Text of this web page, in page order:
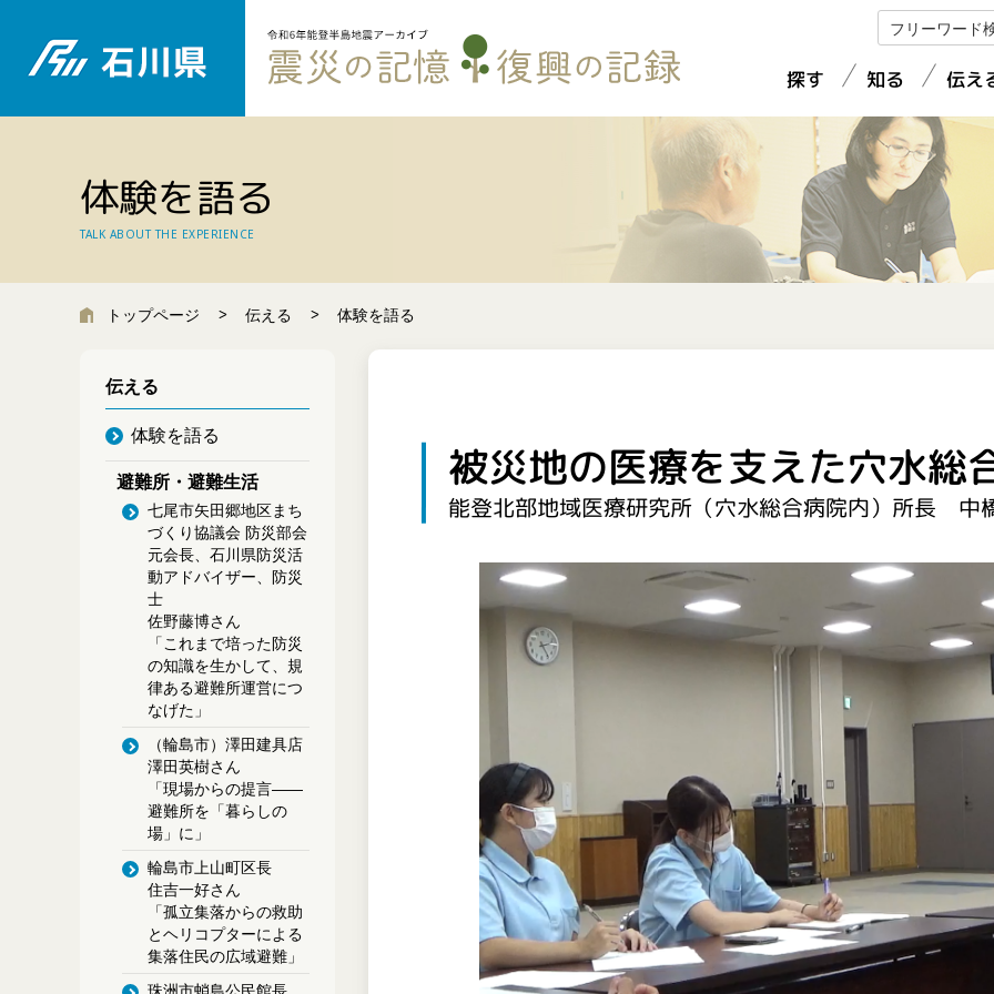
探す
検証・復興プラン
被災状況
復旧・復興
知る
地震・豪雨の被害
復興へのあゆみ
ビジュアルコンテンツ
初動対応と検証
伝え
体験を語る
体験を語る
TALK ABOUT THE EXPERIENCE
トップページ 伝える 体験を語る
被災地の医療を支えた穴水総
能登北部地域医療研究所（穴水総合病院内）所長 中
伝える
体験を語る
避難所・避難生活
七尾市矢田郷地区まち
づくり協議会 防災部会
元会長、石川県防災活
動アドバイザー、防災
士
佐野藤博さん
「これまで培った防災
の知識を生かして、規
律ある避難所運営につ
なげた」
（輪島市）澤田建具店
澤田英樹さん
「現場からの提言――
避難所を「暮らしの
場」に」
輪島市上山町区長
住吉一好さん
「孤立集落からの救助
とヘリコプターによる
集落住民の広域避難」